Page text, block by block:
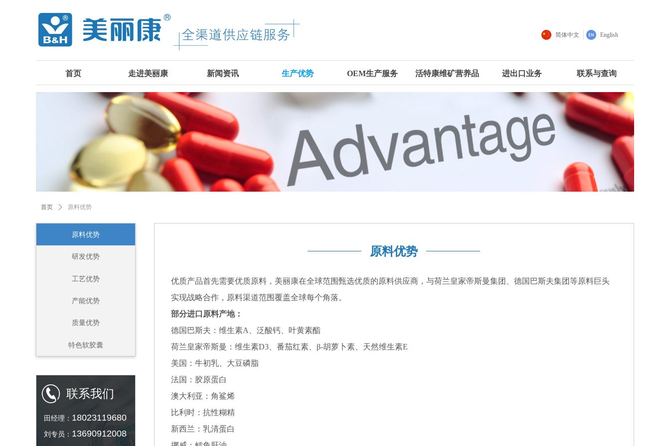
首页 走进美丽康 新闻资讯 生产优势 OEM生产服务 活特康维矿营养品 进出口业务 联系与查询
简体中文 English
首页 ꄲ 原料优势
原料优势
优质产品首先需要优质原料，美丽康在全球范围甄选优质的原料供应商，与荷兰皇家帝斯曼集团、德国巴斯夫集团等原料巨头
实现战略合作，原料渠道范围覆盖全球每个角落。
部分进口原料产地：
德国巴斯夫：维生素A、泛酸钙、叶黄素酯
荷兰皇家帝斯曼：维生素D3、番茄红素、β-胡萝卜素、天然维生素E
美国：牛初乳、大豆磷脂
法国：胶原蛋白
澳大利亚：角鲨烯
比利时：抗性糊精
新西兰：乳清蛋白
原料优势
研发优势
工艺优势
产能优势
质量优势
特色软胶囊
田经理： 18023119680
刘专员： 13690912008
联系我们